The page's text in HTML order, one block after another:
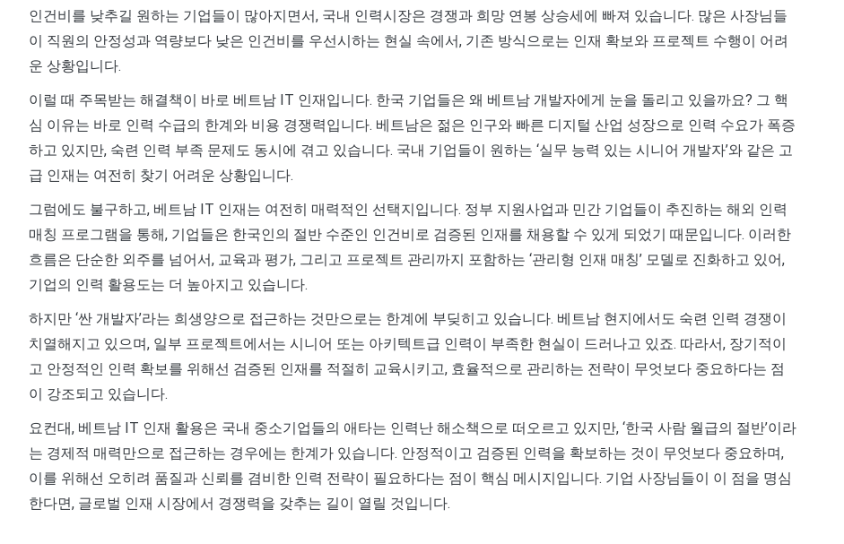
인건비를 낮추길 원하는 기업들이 많아지면서, 국내 인력시장은 경쟁과 희망 연봉 상승세에 빠져 있습니다. 많은 사장님들
이 직원의 안정성과 역량보다 낮은 인건비를 우선시하는 현실 속에서, 기존 방식으로는 인재 확보와 프로젝트 수행이 어려
운 상황입니다.
이럴 때 주목받는 해결책이 바로 베트남 IT 인재입니다. 한국 기업들은 왜 베트남 개발자에게 눈을 돌리고 있을까요? 그 핵
심 이유는 바로 인력 수급의 한계와 비용 경쟁력입니다. 베트남은 젊은 인구와 빠른 디지털 산업 성장으로 인력 수요가 폭증
하고 있지만, 숙련 인력 부족 문제도 동시에 겪고 있습니다. 국내 기업들이 원하는 ‘실무 능력 있는 시니어 개발자’와 같은 고
급 인재는 여전히 찾기 어려운 상황입니다.
그럼에도 불구하고, 베트남 IT 인재는 여전히 매력적인 선택지입니다. 정부 지원사업과 민간 기업들이 추진하는 해외 인력
매칭 프로그램을 통해, 기업들은 한국인의 절반 수준인 인건비로 검증된 인재를 채용할 수 있게 되었기 때문입니다. 이러한
흐름은 단순한 외주를 넘어서, 교육과 평가, 그리고 프로젝트 관리까지 포함하는 ‘관리형 인재 매칭’ 모델로 진화하고 있어,
기업의 인력 활용도는 더 높아지고 있습니다.
하지만 ‘싼 개발자’라는 희생양으로 접근하는 것만으로는 한계에 부딪히고 있습니다. 베트남 현지에서도 숙련 인력 경쟁이
치열해지고 있으며, 일부 프로젝트에서는 시니어 또는 아키텍트급 인력이 부족한 현실이 드러나고 있죠. 따라서, 장기적이
고 안정적인 인력 확보를 위해선 검증된 인재를 적절히 교육시키고, 효율적으로 관리하는 전략이 무엇보다 중요하다는 점
이 강조되고 있습니다.
요컨대, 베트남 IT 인재 활용은 국내 중소기업들의 애타는 인력난 해소책으로 떠오르고 있지만, ‘한국 사람 월급의 절반’이라
는 경제적 매력만으로 접근하는 경우에는 한계가 있습니다. 안정적이고 검증된 인력을 확보하는 것이 무엇보다 중요하며,
이를 위해선 오히려 품질과 신뢰를 겸비한 인력 전략이 필요하다는 점이 핵심 메시지입니다. 기업 사장님들이 이 점을 명심
한다면, 글로벌 인재 시장에서 경쟁력을 갖추는 길이 열릴 것입니다.